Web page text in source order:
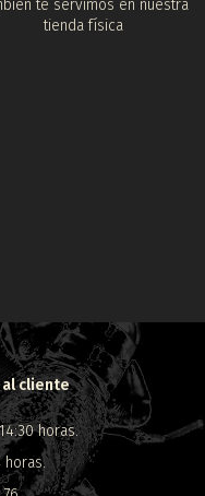
te servimos en nuestra
tienda física
cliente
horas.
horas.